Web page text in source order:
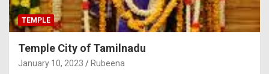
TEMPLE
Temple City of Tamilnadu
January 10, 2023 Rubeena